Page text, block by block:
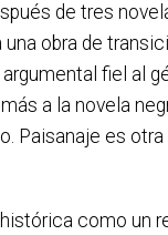
de tres
una obra de
fiel al
a la novela
Paisanaje es
como un